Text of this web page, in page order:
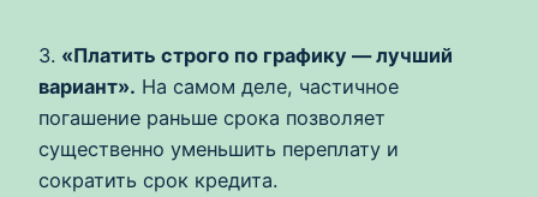
3. «Платить строго по графику — лучший
вариант». На самом деле, частичное
погашение раньше срока позволяет
существенно уменьшить переплату и
сократить срок кредита.